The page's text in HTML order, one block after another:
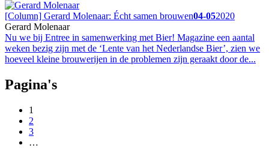
[Column] Gerard Molenaar: Écht samen brouwen04-052020
Gerard Molenaar
Nu we bij Entree in samenwerking met Bier! Magazine een aantal
weken bezig zijn met de ‘Lente van het Nederlandse Bier’, zien we
hoeveel kleine brouwerijen in de problemen zijn geraakt door de...
Pagina's
1
2
3
…